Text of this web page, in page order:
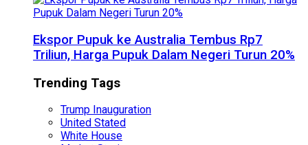
Ekspor Pupuk ke Australia Tembus Rp7
Triliun, Harga Pupuk Dalam Negeri Turun 20%
Trending Tags
Trump Inauguration
United Stated
White House